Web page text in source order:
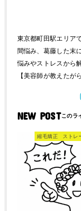
東京都町田駅エリア
間悩み、葛藤した末
悩みやストレスから
【美容師が教えたが
NEW POST
縮毛矯正 ストレ